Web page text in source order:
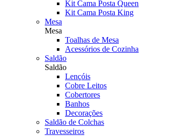
Kit Cama Posta Queen
Kit Cama Posta King
Mesa
Mesa
Toalhas de Mesa
Acessórios de Cozinha
Saldão
Saldão
Lençóis
Cobre Leitos
Cobertores
Banhos
Decorações
Saldão de Colchas
Travesseiros